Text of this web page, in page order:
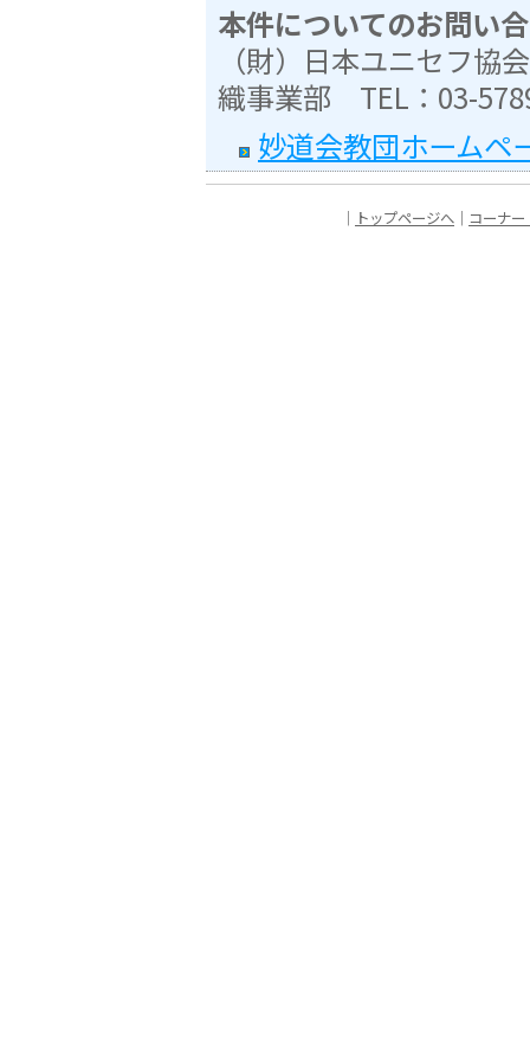
本件についてのお問い
（財）日本ユニセフ
織事業部 TEL：03-
妙道会教団ホームペ
｜ トップページへ ｜ コーナ